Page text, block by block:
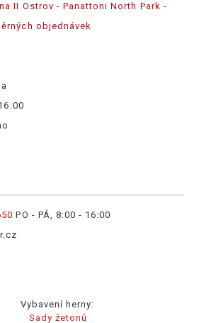
II Ostrov - Panattoni North Park -
objednávek
PO - PÁ, 8:00 - 16:00
Vybavení herny:
Sady žetonů